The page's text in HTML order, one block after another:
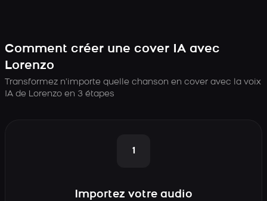
Comment créer une cover IA avec
Lorenzo
Transformez n’importe quelle chanson en cover avec la voix
IA de Lorenzo en 3 étapes
1
Importez votre audio